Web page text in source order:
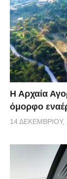
Η Αρχαία
όμορφο
14 ΔΕΚΕΜΒΡΊΟΥ,